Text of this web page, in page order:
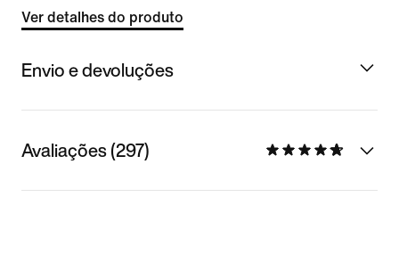
Ver detalhes do produto
Envio e devoluções
Avaliações (297)